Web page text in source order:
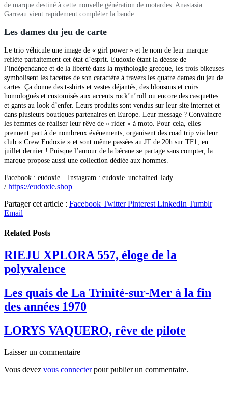
de marque destiné à cette nouvelle génération de motardes. Anastasia
Garreau vient rapidement compléter la bande.
Les dames du jeu de carte
Le trio véhicule une image de « girl power » et le nom de leur marque
reflète parfaitement cet état d’esprit. Eudoxie étant la déesse de
l’indépendance et de la liberté dans la mythologie grecque, les trois bikeuses
symbolisent les facettes de son caractère à travers les quatre dames du jeu de
cartes. Ça donne des t-shirts et vestes déjantés, des blousons et cuirs
homologués et customisés aux accents rock’n’roll ou encore des casquettes
et gants au look d’enfer. Leurs produits sont vendus sur leur site internet et
dans plusieurs boutiques partenaires en Europe. Leur message ? Convaincre
les femmes de réaliser leur rêve de « rider » à moto. Pour cela, elles
prennent part à de nombreux événements, organisent des road trip via leur
club « Crew Eudoxie » et sont même passées au JT de 20h sur TF1, en
juillet dernier ! Puisque l’amour de la bécane se partage sans compter, la
marque propose aussi une collection dédiée aux hommes.
Facebook : eudoxie – Instagram : eudoxie_unchained_lady
/ https://eudoxie.shop
Partager cet article : Facebook Twitter Pinterest LinkedIn Tumblr
Email
Related Posts
RIEJU XPLORA 557, éloge de la
polyvalence
Les quais de La Trinité-sur-Mer à la fin
des années 1970
LORYS VAQUERO, rêve de pilote
Laisser un commentaire
Vous devez vous connecterpour publier un commentaire.